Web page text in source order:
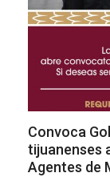
Convoca
tijuanenses
Agentes de